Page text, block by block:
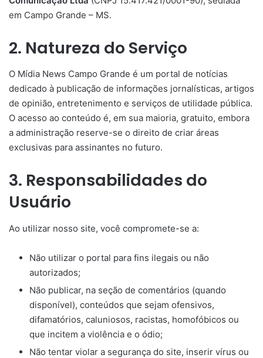
em Campo Grande – MS.
2. Natureza do Serviço
O Mídia News Campo Grande é um portal de notícias
dedicado à publicação de informações jornalísticas, artigos
de opinião, entretenimento e serviços de utilidade pública.
O acesso ao conteúdo é, em sua maioria, gratuito, embora
a administração reserve-se o direito de criar áreas
exclusivas para assinantes no futuro.
3. Responsabilidades do
Usuário
Ao utilizar nosso site, você compromete-se a:
Não utilizar o portal para fins ilegais ou não
autorizados;
Não publicar, na seção de comentários (quando
disponível), conteúdos que sejam ofensivos,
difamatórios, caluniosos, racistas, homofóbicos ou
que incitem a violência e o ódio;
Não tentar violar a segurança do site, inserir vírus ou